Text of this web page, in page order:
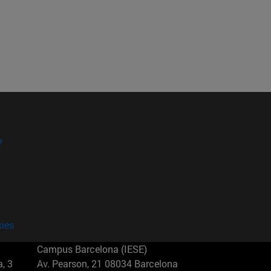
3
Campus Barcelona (IESE)
Av. Pearson, 21 08034 Barcelona